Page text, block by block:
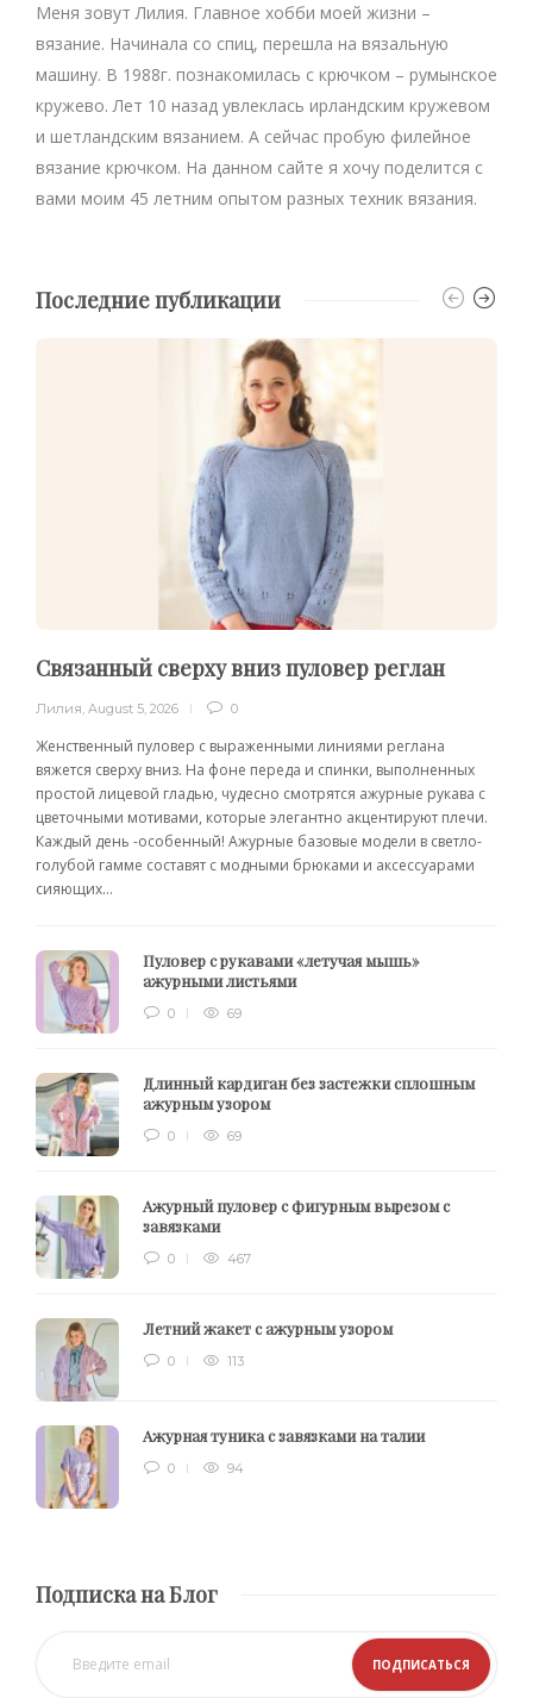
Меня зовут Лилия. Главное хобби моей жизни –
вязание. Начинала со спиц, перешла на вязальную
машину. В 1988г. познакомилась с крючком – румынское
кружево. Лет 10 назад увлеклась ирландским кружевом
и шетландским вязанием. А сейчас пробую филейное
вязание крючком. На данном сайте я хочу поделится с
вами моим 45 летним опытом разных техник вязания.
Последние публикации
Связанный сверху вниз пуловер реглан
Лилия, August 5, 2026 0
Женственный пуловер с выраженными линиями реглана
вяжется сверху вниз. На фоне переда и спинки, выполненных
простой лицевой гладью, чудесно смотрятся ажурные рукава с
цветочными мотивами, которые элегантно акцентируют плечи.
Каждый день -особенный! Ажурные базовые модели в светло-
голубой гамме составят с модными брюками и аксессуарами
сияющих...
Пуловер с рукавами «летучая мышь»
ажурными листьями
0 69
Длинный кардиган без застежки сплошным
ажурным узором
0 69
Ажурный пуловер с фигурным вырезом с
завязками
0 467
Летний жакет с ажурным узором
0 113
Ажурная туника с завязками на талии
0 94
Подписка на Блог